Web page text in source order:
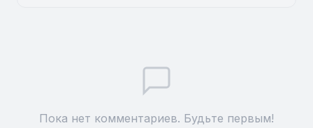
Пока нет комментариев. Будьте первым!